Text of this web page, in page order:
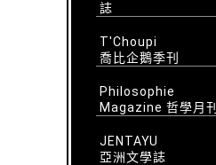
誌
T'Choupi
喬比企鵝季刊
Philosophie
Magazine 哲學月刊
JENTAYU
亞洲文學誌